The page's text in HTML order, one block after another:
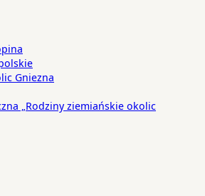
Gniezna
„Rodziny ziemiańskie okolic